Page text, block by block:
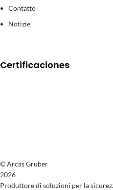
Contatto
Notizie
Certificaciones
© Arcas Gruber
2026
Produttore di soluzioni per la